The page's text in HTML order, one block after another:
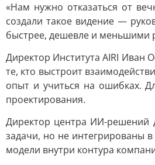
«Нам нужно отказаться от
создали такое видение —
быстрее, дешевле и меньшими
Директор Института AIRI Иван
те, кто выстроит
опыт и учиться на ошибках.
проектирования.
Директор центра ИИ-решений
задачи, но не интегрированы
модели внутри контура